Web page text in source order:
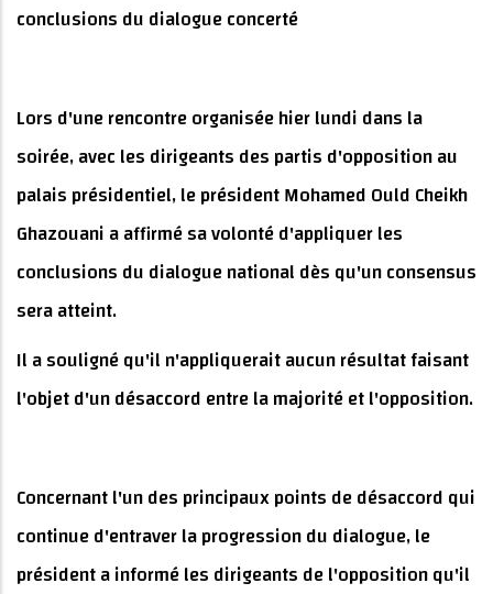
conclusions du dialogue concerté
Lors d'une rencontre organisée hier lundi dans la
soirée, avec les dirigeants des partis d'opposition au
palais présidentiel, le président Mohamed Ould Cheikh
Ghazouani a affirmé sa volonté d'appliquer les
conclusions du dialogue national dès qu'un consensus
sera atteint.
Il a souligné qu'il n'appliquerait aucun résultat faisant
l'objet d'un désaccord entre la majorité et l'opposition.
Concernant l'un des principaux points de désaccord qui
continue d'entraver la progression du dialogue, le
président a informé les dirigeants de l'opposition qu'il